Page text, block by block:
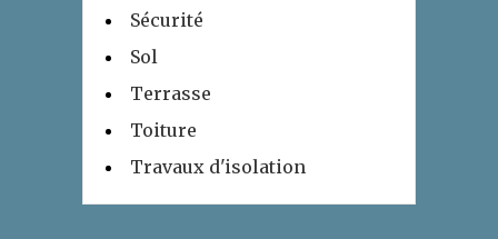
Sécurité
Sol
Terrasse
Toiture
Travaux d'isolation